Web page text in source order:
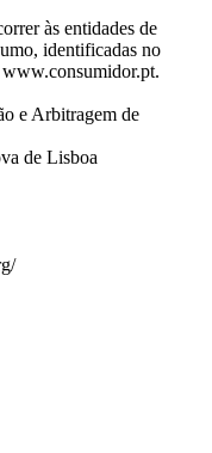
às entidades de
identificadas no
e Arbitragem de
de Lisboa